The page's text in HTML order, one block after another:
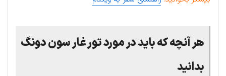
هر آنچه که باید در مورد تور غار سون دونگ
بدانید